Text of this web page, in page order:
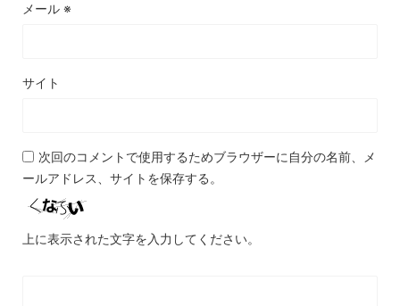
メール ※
サイト
次回のコメントで使用するためブラウザーに自分の名前、メ
ールアドレス、サイトを保存する。
上に表示された文字を入力してください。